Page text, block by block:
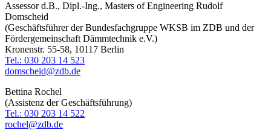
Assessor d.B., Dipl.-Ing., Masters of Engineering Rudolf
Domscheid
(Geschäftsführer der Bundesfachgruppe WKSB im ZDB und der
Fördergemeinschaft Dämmtechnik e.V.)
Kronenstr. 55-58, 10117 Berlin
Tel.: 030 203 14 523
domscheid@zdb.de
Bettina Rochel
(Assistenz der Geschäftsführung)
Tel.: 030 203 14 522
rochel@zdb.de